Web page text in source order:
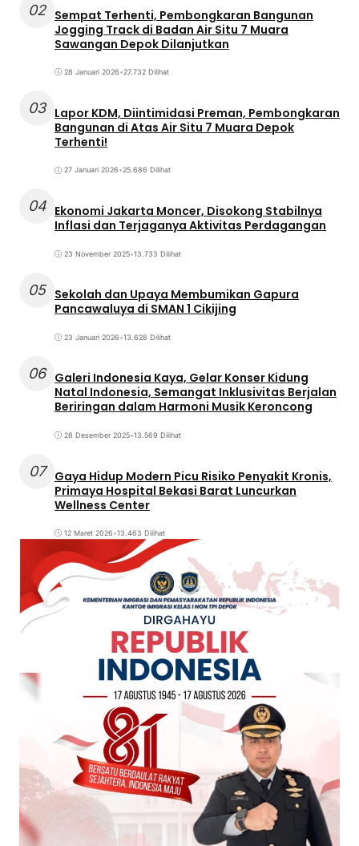
02 Sempat Terhenti, Pembongkaran Bangunan
Jogging Track di Badan Air Situ 7 Muara
Sawangan Depok Dilanjutkan
28 Januari 2026•27.732 Dilihat
03 Lapor KDM, Diintimidasi Preman, Pembongkaran
Bangunan di Atas Air Situ 7 Muara Depok
Terhenti!
27 Januari 2026•25.686 Dilihat
04 Ekonomi Jakarta Moncer, Disokong Stabilnya
Inflasi dan Terjaganya Aktivitas Perdagangan
23 November 2025•13.733 Dilihat
05 Sekolah dan Upaya Membumikan Gapura
Pancawaluya di SMAN 1 Cikijing
23 Januari 2026•13.628 Dilihat
06 Galeri Indonesia Kaya, Gelar Konser Kidung
Natal Indonesia, Semangat Inklusivitas Berjalan
Beriringan dalam Harmoni Musik Keroncong
28 Desember 2025•13.569 Dilihat
07
Gaya Hidup Modern Picu Risiko Penyakit Kronis,
Primaya Hospital Bekasi Barat Luncurkan
Wellness Center
12 Maret 2026•13.463 Dilihat